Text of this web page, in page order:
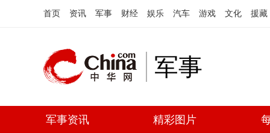
首页 资讯 军事 财经 娱乐 汽车 游戏 文化 援藏
军事
军事资讯 精彩图片